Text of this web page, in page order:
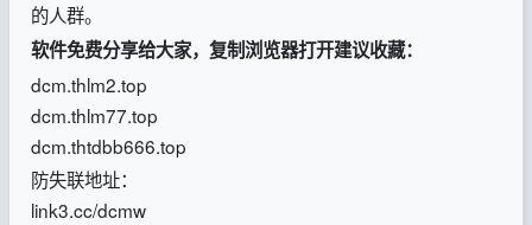
的人群。
软件免费分享给大家，复制浏览器打开建议收藏：
dcm.thlm2.top
dcm.thlm77.top
dcm.thtdbb666.top
防失联地址：
link3.cc/dcmw